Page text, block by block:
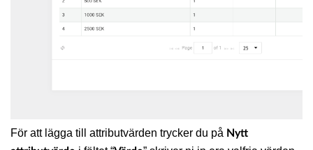
För att lägga till attributvärden trycker du på Nytt